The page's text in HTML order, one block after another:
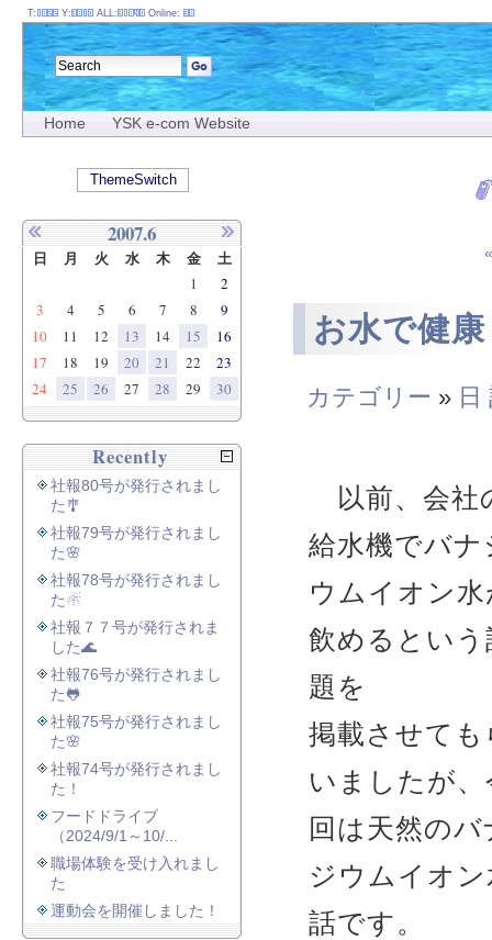
Home YSK e-com Website
お水で健
カテゴリー » 日
以前、会社
給水機でバナ
ウムイオン水
飲めるという
題を
掲載させても
いましたが、
回は天然のバ
ジウムイオ
話です。
T: Y: ALL: Online:
ThemeSwitch
2007.6
日 月 火 水 木 金 土
1
2
3
4 5 6 7 8
9
10
11 12 13 14 15
16
17
18 19 20 21 22
23
24
25 26 27 28 29 30
Recently
社報80号が発行されまし
た🎐
社報79号が発行されまし
た🌸
社報78号が発行されまし
た☃
社報７７号が発行されま
した🌊
社報76号が発行されまし
た🐸
社報75号が発行されまし
た🌸
社報74号が発行されまし
た！
フードドライブ
（2024/9/1～10/...
職場体験を受け入れまし
た
運動会を開催しました！